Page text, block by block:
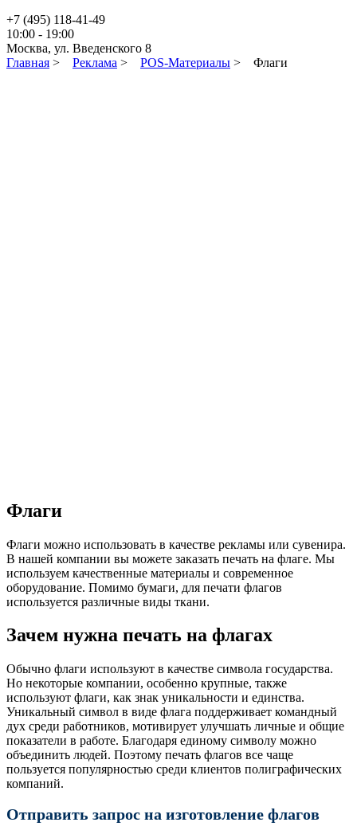
+7 (495) 118-41-49
10:00 - 19:00
Москва, ул. Введенского 8
Главная > Реклама > POS-Материалы > Флаги
Флаги
Флаги можно использовать в качестве рекламы или сувенира.
В нашей компании вы можете заказать печать на флаге. Мы
используем качественные материалы и современное
оборудование. Помимо бумаги, для печати флагов
используется различные виды ткани.
Зачем нужна печать на флагах
Обычно флаги используют в качестве символа государства.
Но некоторые компании, особенно крупные, также
используют флаги, как знак уникальности и единства.
Уникальный символ в виде флага поддерживает командный
дух среди работников, мотивирует улучшать личные и общие
показатели в работе. Благодаря единому символу можно
объединить людей. Поэтому печать флагов все чаще
пользуется популярностью среди клиентов полиграфических
компаний.
Отправить запрос на изготовление флагов